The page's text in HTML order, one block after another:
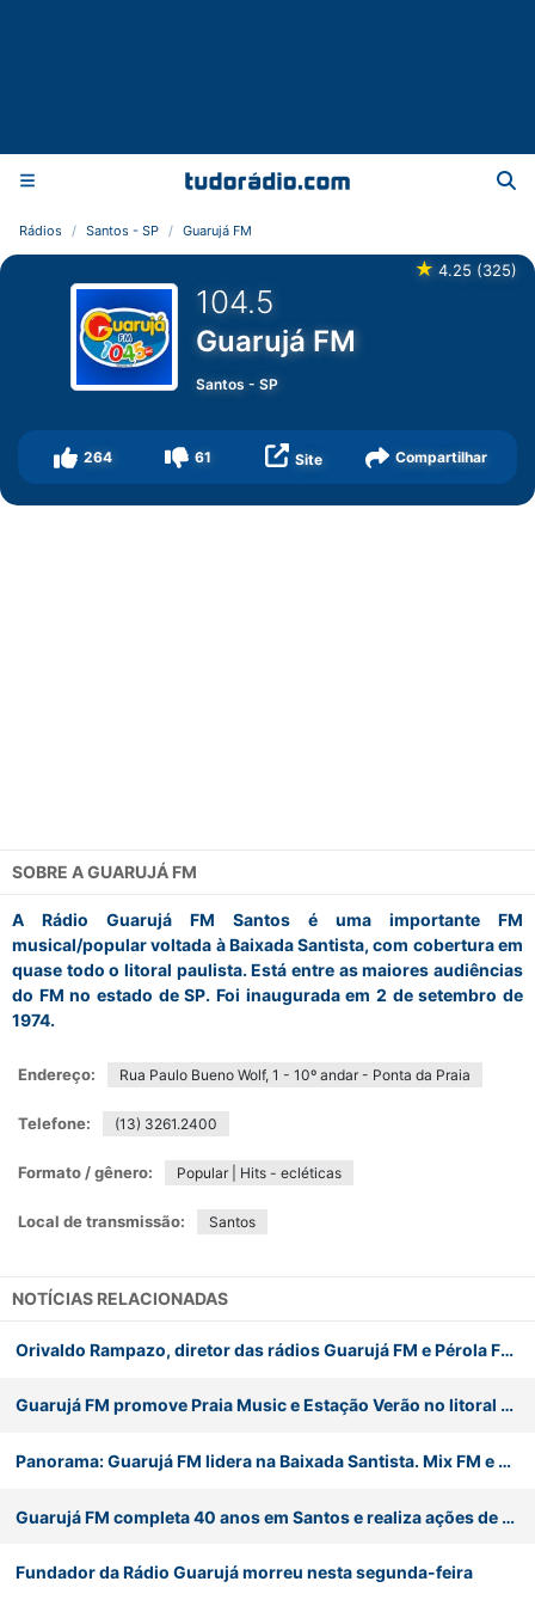
Rádios Santos - SP Guarujá FM
★ 4.25 (325)
104.5
Guarujá FM
Santos -SP
264 61 Site Compartilhar
SOBRE AGUARUJÁ FM
A Rádio Guarujá FM Santos é uma importante FM
musical/popular voltada à Baixada Santista, com cobertura em
quase todo o litoral paulista. Está entre as maiores audiências
do FM no estado de SP. Foi inaugurada em 2 de setembro de
1974.
Endereço: Rua Paulo Bueno Wolf, 1 - 10º andar - Ponta da Praia
Telefone: (13) 3261.2400
Formato / gênero: Popular | Hits - ecléticas
Local de transmissão: Santos
NOTÍCIAS RELACIONADAS
Orivaldo Rampazo, diretor das rádios Guarujá FM e Pérola FM morre aos 84 anos
Guarujá FM promove Praia Music e Estação Verão no litoral paulista
Panorama: Guarujá FM lidera na Baixada Santista. Mix FM e Saudade também se destacam
Guarujá FM completa 40 anos em Santos e realiza ações de aniversário
Fundador da Rádio Guarujá morreu nesta segunda-feira